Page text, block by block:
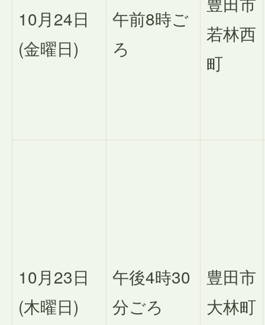
10月24日
(金曜日)
午前8時ご
ろ
若林西
町
10月23日
(木曜日)
午後4時30
分ごろ
豊田市
大林町